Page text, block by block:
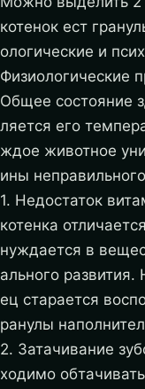
котенок ест
ологические и
Физиологические
Общее состояние
ляется его
ждое животное
ины
1. Недостаток
котенка
нуждается в
ального
ец старается
ранулы
2. Затачивание
ходимо